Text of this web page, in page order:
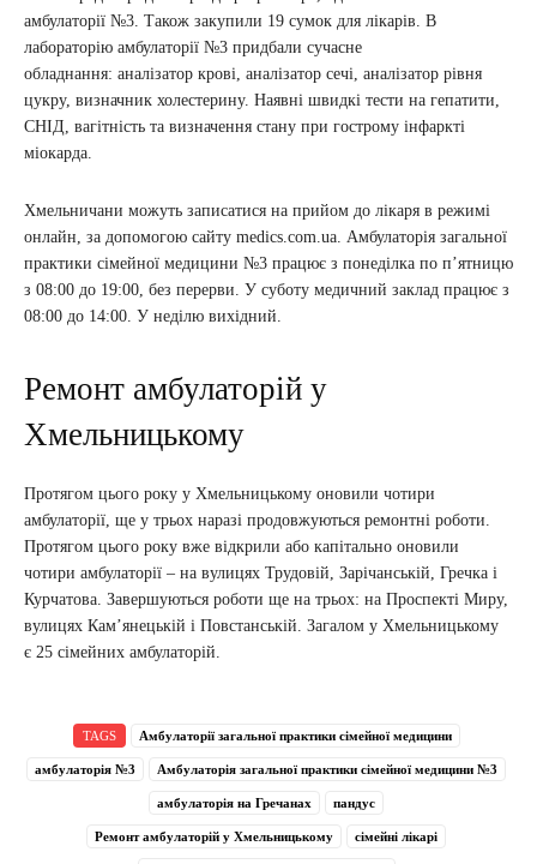
амбулаторії №3. Також закупили 19 сумок для лікарів. В
лабораторію амбулаторії №3 придбали сучасне
обладнання: аналізатор крові, аналізатор сечі, аналізатор рівня
цукру, визначник холестерину. Наявні швидкі тести на гепатити,
СНІД, вагітність та визначення стану при гострому інфаркті
міокарда.
Хмельничани можуть записатися на прийом до лікаря в режимі
онлайн, за допомогою сайту medics.com.ua. Амбулаторія загальної
практики сімейної медицини №3 працює з понеділка по п’ятницю
з 08:00 до 19:00, без перерви. У суботу медичний заклад працює з
08:00 до 14:00. У неділю вихідний.
Ремонт амбулаторій у
Хмельницькому
Протягом цього року у Хмельницькому оновили чотири
амбулаторії, ще у трьох наразі продовжуються ремонтні роботи.
Протягом цього року вже відкрили або капітально оновили
чотири амбулаторії – на вулицях Трудовій, Зарічанській, Гречка і
Курчатова. Завершуються роботи ще на трьох: на Проспекті Миру,
вулицях Кам’янецькій і Повстанській. Загалом у Хмельницькому
є 25 сімейних амбулаторій.
TAGS Амбулаторії загальної практики сімейної медицини
амбулаторія №3 Амбулаторія загальної практики сімейної медицини №3
амбулаторія на Гречанах пандус
Ремонт амбулаторій у Хмельницькому сімейні лікарі